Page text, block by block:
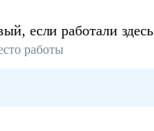
если работали здесь
работы